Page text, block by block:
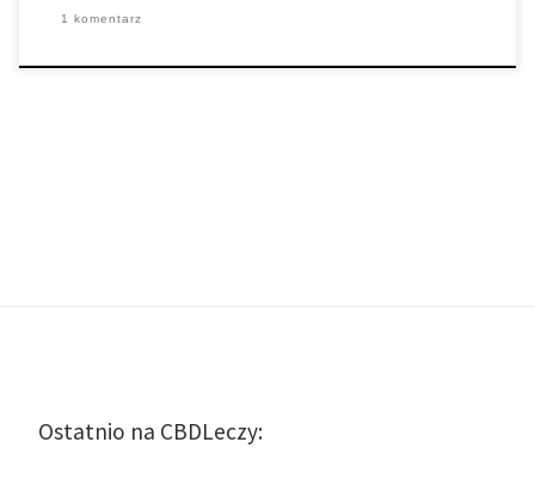
1 komentarz
Ostatnio na CBDLeczy: